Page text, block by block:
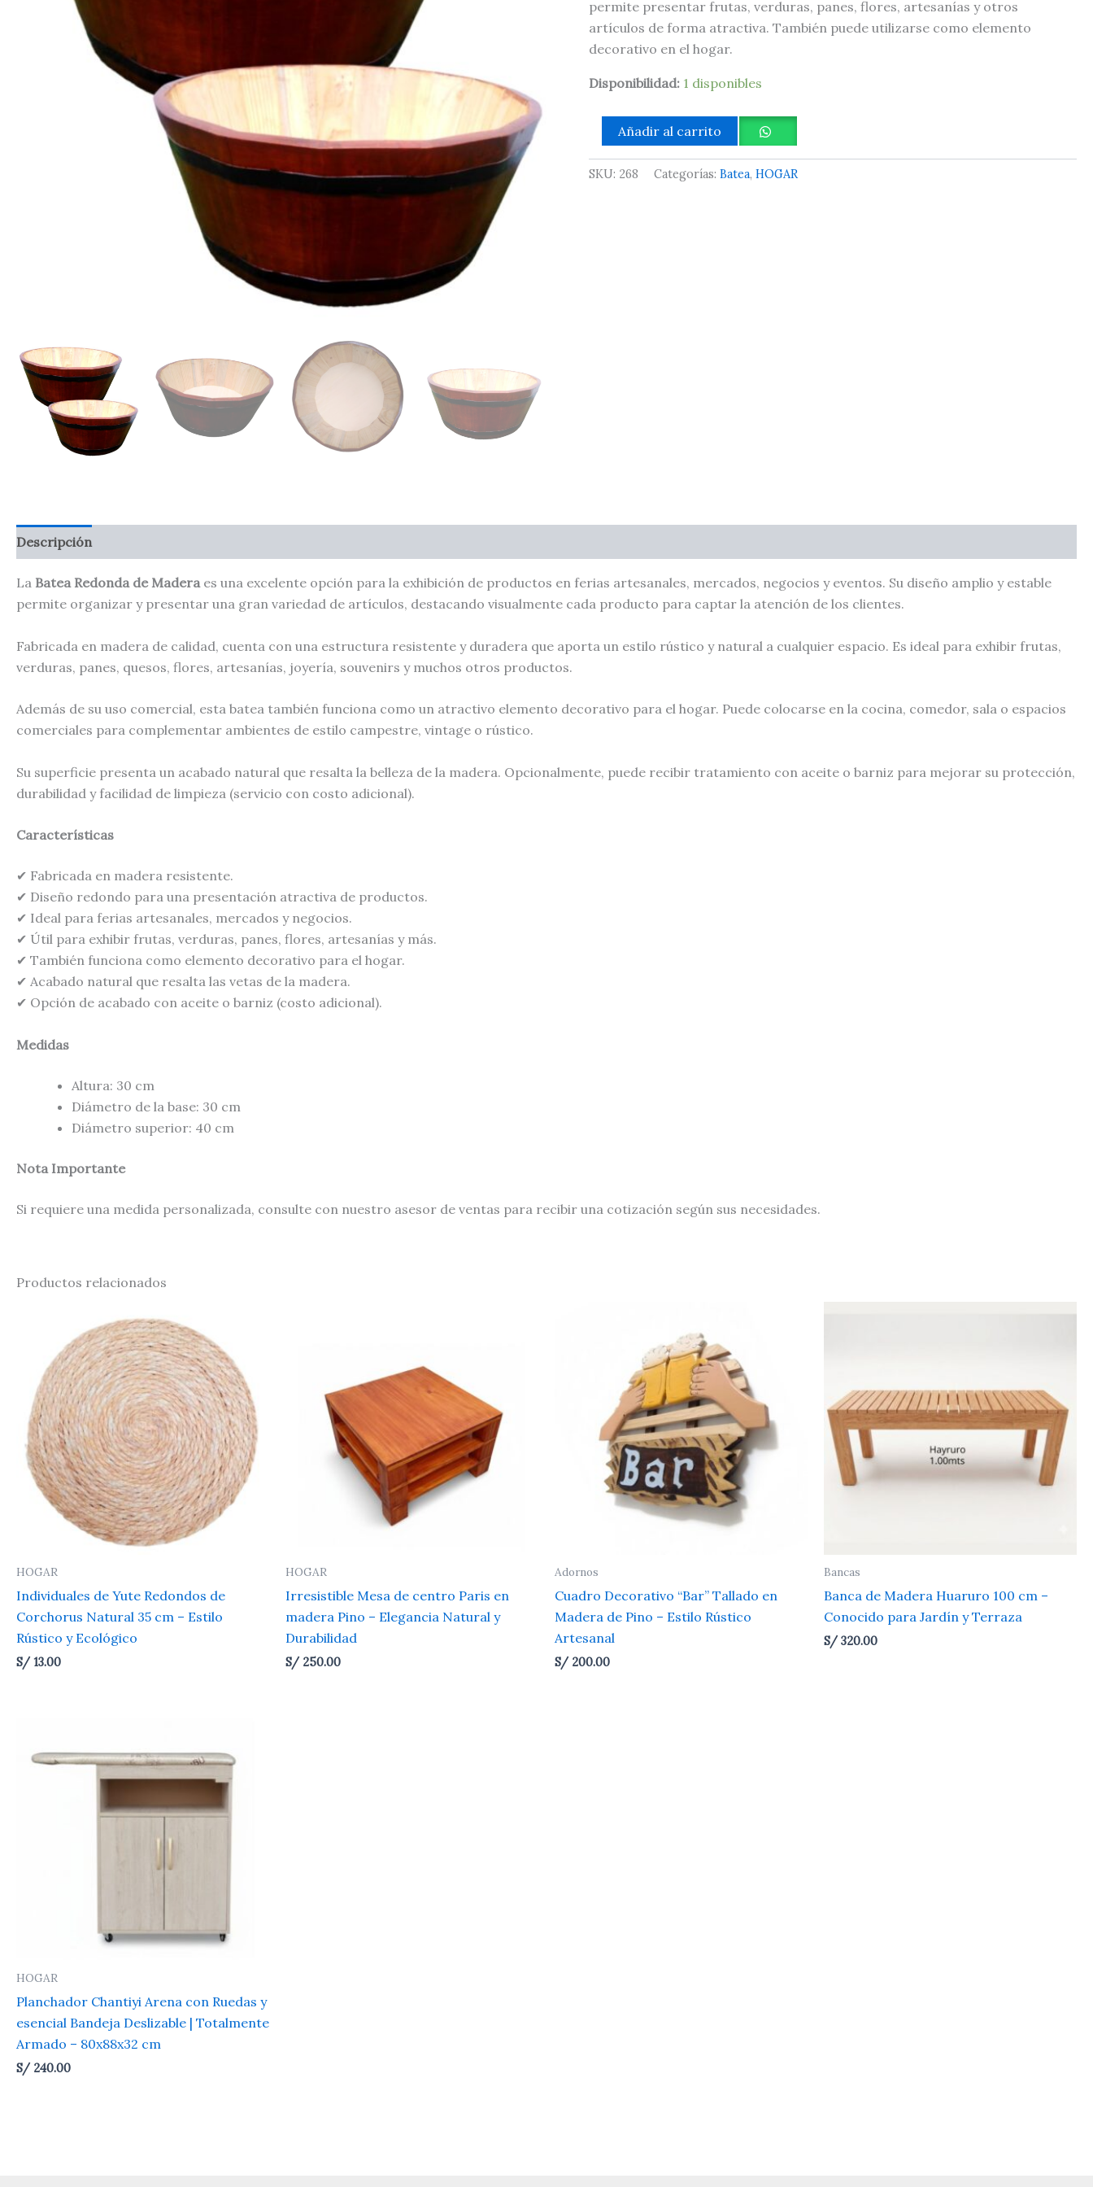
permite presentar frutas, verduras, panes, flores, artesanías y otros
artículos de forma atractiva. También puede utilizarse como elemento
decorativo en el hogar.
Disponibilidad: 1 disponibles
Añadir al carrito
SKU: 268 Categorías:Batea,HOGAR
Descripción
La Batea Redonda de Maderaes una excelente opción para la exhibición de productos en ferias artesanales, mercados, negocios y eventos. Su diseño amplio y estable
permite organizar y presentar una gran variedad de artículos, destacando visualmente cada producto para captar la atención de los clientes.
Fabricada en madera de calidad, cuenta con una estructura resistente y duradera que aporta un estilo rústico y natural a cualquier espacio. Es ideal para exhibir frutas,
verduras, panes, quesos, flores, artesanías, joyería, souvenirs y muchos otros productos.
Además de su uso comercial, esta batea también funciona como un atractivo elemento decorativo para el hogar. Puede colocarse en la cocina, comedor, sala o espacios
comerciales para complementar ambientes de estilo campestre, vintage o rústico.
Su superficie presenta un acabado natural que resalta la belleza de la madera. Opcionalmente, puede recibir tratamiento con aceite o barniz para mejorar su protección,
durabilidad y facilidad de limpieza (servicio con costo adicional).
Características
✔ Fabricada en madera resistente.
✔ Diseño redondo para una presentación atractiva de productos.
✔ Ideal para ferias artesanales, mercados y negocios.
✔ Útil para exhibir frutas, verduras, panes, flores, artesanías y más.
✔ También funciona como elemento decorativo para el hogar.
✔ Acabado natural que resalta las vetas de la madera.
✔ Opción de acabado con aceite o barniz (costo adicional).
Medidas
Altura: 30 cm
Diámetro de la base: 30 cm
Diámetro superior: 40 cm
Nota Importante
Si requiere una medida personalizada, consulte con nuestro asesor de ventas para recibir una cotización según sus necesidades.
Productos relacionados
HOGAR
Individuales de Yute Redondos de
Corchorus Natural 35 cm – Estilo
Rústico y Ecológico
S/13.00
HOGAR
Irresistible Mesa de centro Paris en
madera Pino – Elegancia Natural y
Durabilidad
S/250.00
Adornos
Cuadro Decorativo “Bar” Tallado en
Madera de Pino – Estilo Rústico
Artesanal
S/200.00
Bancas
Banca de Madera Huaruro 100 cm –
Conocido para Jardín y Terraza
S/320.00
HOGAR
Planchador Chantiyi Arena con Ruedas y
esencial Bandeja Deslizable | Totalmente
Armado – 80x88x32 cm
S/240.00